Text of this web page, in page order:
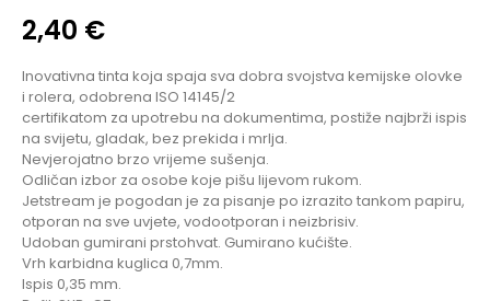
2,40 €
Inovativna tinta koja spaja sva dobra svojstva kemijske olovke
i rolera, odobrena ISO 14145/2
certifikatom za upotrebu na dokumentima, postiže najbrži ispis
na svijetu, gladak, bez prekida i mrlja.
Nevjerojatno brzo vrijeme sušenja.
Odličan izbor za osobe koje pišu lijevom rukom.
Jetstream je pogodan je za pisanje po izrazito tankom papiru,
otporan na sve uvjete, vodootporan i neizbrisiv.
Udoban gumirani prstohvat. Gumirano kućište.
Vrh karbidna kuglica 0,7mm.
Ispis 0,35 mm.